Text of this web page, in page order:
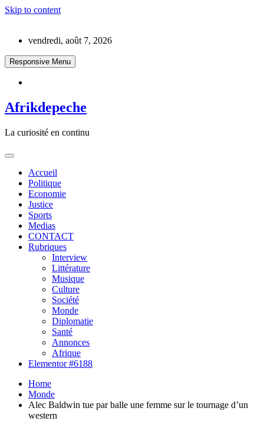
Skip to content
vendredi, août 7, 2026
Responsive Menu
Afrikdepeche
La curiosité en continu
Accueil
Politique
Economie
Justice
Sports
Medias
CONTACT
Rubriques
Interview
Littérature
Musique
Culture
Société
Monde
Diplomatie
Santé
Annonces
Afrique
Elementor #6188
Home
Monde
Alec Baldwin tue par balle une femme sur le tournage d’un
western